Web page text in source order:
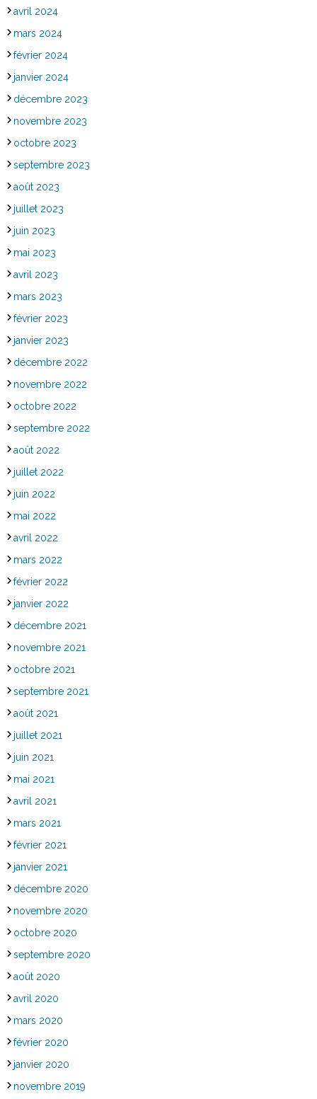
avril 2024
mars 2024
février 2024
janvier 2024
décembre 2023
novembre 2023
octobre 2023
septembre 2023
août 2023
juillet 2023
juin 2023
mai 2023
avril 2023
mars 2023
février 2023
janvier 2023
décembre 2022
novembre 2022
octobre 2022
septembre 2022
août 2022
juillet 2022
juin 2022
mai 2022
avril 2022
mars 2022
février 2022
janvier 2022
décembre 2021
novembre 2021
octobre 2021
septembre 2021
août 2021
juillet 2021
juin 2021
mai 2021
avril 2021
mars 2021
février 2021
janvier 2021
décembre 2020
novembre 2020
octobre 2020
septembre 2020
août 2020
avril 2020
mars 2020
février 2020
janvier 2020
novembre 2019